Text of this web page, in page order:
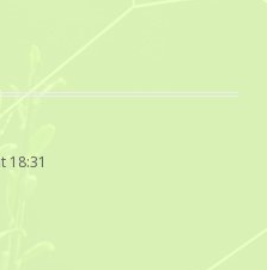
18:31